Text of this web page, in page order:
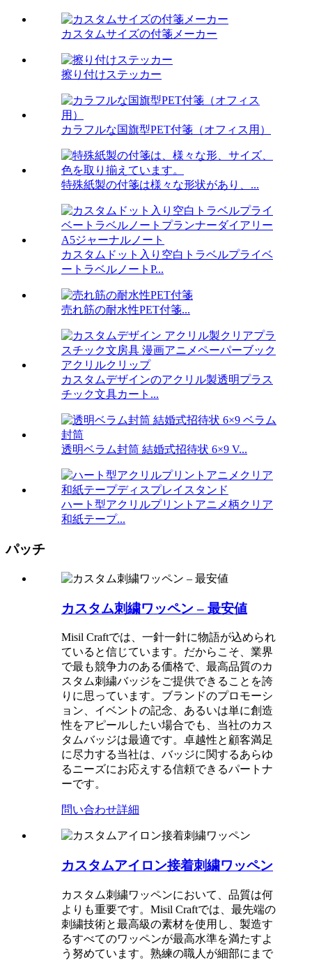
カスタムサイズの付箋メーカー
擦り付けステッカー
カラフルな国旗型PET付箋（オフィス用）
特殊紙製の付箋は様々な形状があり、...
カスタムドット入り空白トラベルプライベ
ートラベルノートP...
売れ筋の耐水性PET付箋...
カスタムデザインのアクリル製透明プラス
チック文具カート...
透明ベラム封筒 結婚式招待状 6×9 V...
ハート型アクリルプリントアニメ柄クリア
和紙テープ...
パッチ
カスタム刺繍ワッペン – 最安値
Misil Craftでは、一針一針に物語が込められ
ていると信じています。だからこそ、業界
で最も競争力のある価格で、最高品質のカ
スタム刺繍バッジをご提供できることを誇
りに思っています。ブランドのプロモーシ
ョン、イベントの記念、あるいは単に創造
性をアピールしたい場合でも、当社のカス
タムバッジは最適です。卓越性と顧客満足
に尽力する当社は、バッジに関するあらゆ
るニーズにお応えする信頼できるパートナ
ーです。
問い合わせ詳細
カスタムアイロン接着刺繍ワッペン
カスタム刺繍ワッペンにおいて、品質は何
よりも重要です。Misil Craftでは、最先端の
刺繍技術と最高級の素材を使用し、製造す
るすべてのワッペンが最高水準を満たすよ
う努めています。熟練の職人が細部にまで